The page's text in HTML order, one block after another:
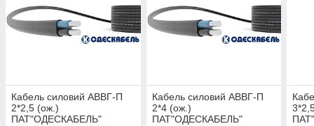
Кабель силовий АВВГ-П
2*2,5 (ож.)
ПАТ"ОДЕСКАБЕЛЬ"
Кабель силовий АВВГ-П
2*4 (ож.)
ПАТ"ОДЕСКАБЕЛЬ"